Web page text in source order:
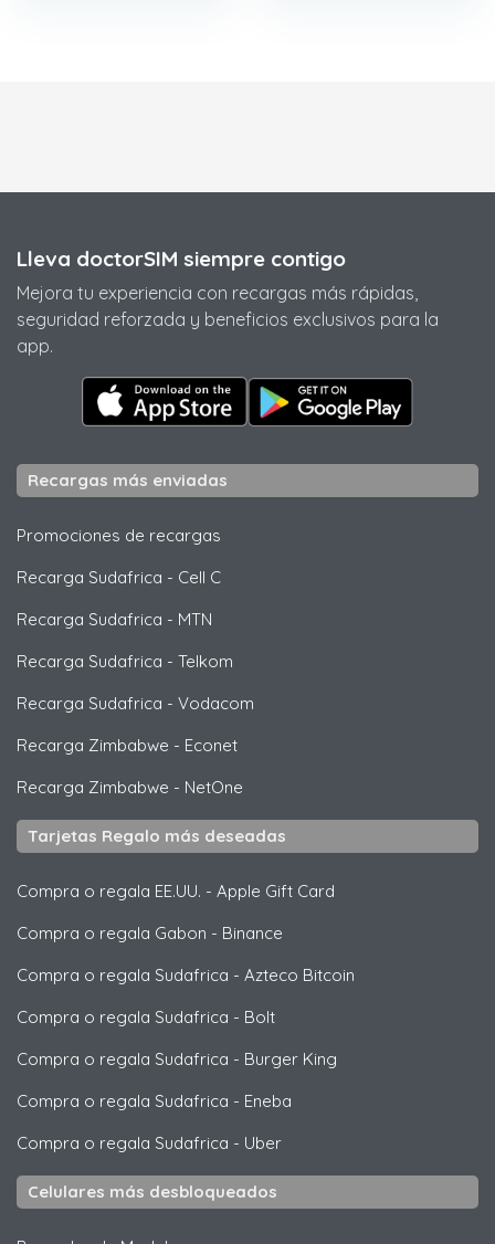
Lleva doctorSIM siempre contigo
Mejora tu experiencia con recargas más rápidas,
seguridad reforzada y beneficios exclusivos para la
app.
Recargas más enviadas
Promociones de recargas
Recarga Sudafrica - Cell C
Recarga Sudafrica - MTN
Recarga Sudafrica - Telkom
Recarga Sudafrica - Vodacom
Recarga Zimbabwe - Econet
Recarga Zimbabwe - NetOne
Tarjetas Regalo más deseadas
Compra o regala EE.UU. - Apple Gift Card
Compra o regala Gabon - Binance
Compra o regala Sudafrica - Azteco Bitcoin
Compra o regala Sudafrica - Bolt
Compra o regala Sudafrica - Burger King
Compra o regala Sudafrica - Eneba
Compra o regala Sudafrica - Uber
Celulares más desbloqueados